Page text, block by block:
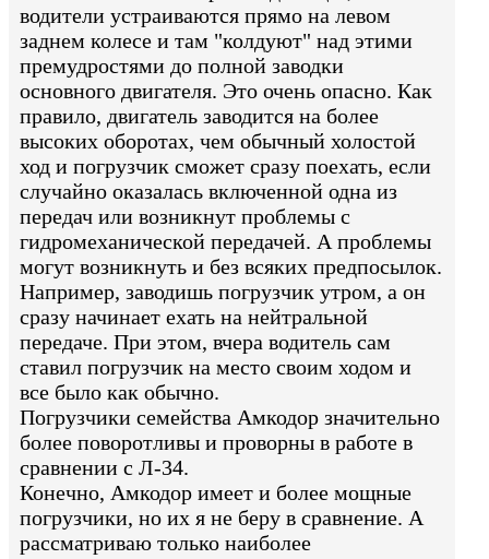
водители устраиваются прямо на левом
заднем колесе и там "колдуют" над этими
премудростями до полной заводки
основного двигателя. Это очень опасно. Как
правило, двигатель заводится на более
высоких оборотах, чем обычный холостой
ход и погрузчик сможет сразу поехать, если
случайно оказалась включенной одна из
передач или возникнут проблемы с
гидромеханической передачей. А проблемы
могут возникнуть и без всяких предпосылок.
Например, заводишь погрузчик утром, а он
сразу начинает ехать на нейтральной
передаче. При этом, вчера водитель сам
ставил погрузчик на место своим ходом и
все было как обычно.
Погрузчики семейства Амкодор значительно
более поворотливы и проворны в работе в
сравнении с Л-34.
Конечно, Амкодор имеет и более мощные
погрузчики, но их я не беру в сравнение. А
рассматриваю только наиболее